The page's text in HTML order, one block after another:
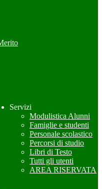
Servizi
Modulistica Alunni
Famiglie e studenti
Personale scolastico
Percorsi di studio
Libri di Testo
Tutti gli utenti
AREA RISERVATA